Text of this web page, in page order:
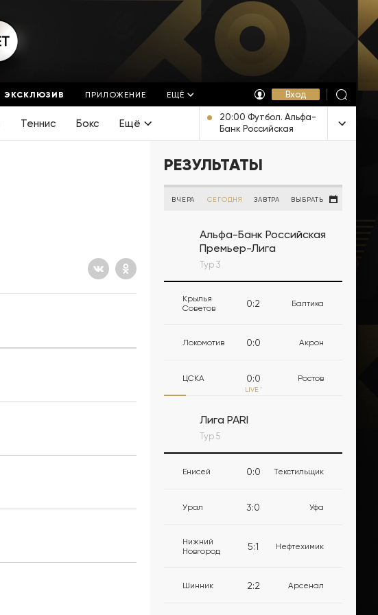
ЭКСКЛЮЗИВ ПРИЛОЖЕНИЕ ЕЩЁ Вход
Теннис Бокс Ещё
20:00 Футбол. Альфа-
Банк Российская
Премьер-Лига. ЦСКА -
Дону). Прямая
РЕЗУЛЬТАТЫ
ВЧЕРА СЕГОДНЯ ЗАВТРА ВЫБРАТЬ
Альфа-Банк Российская
Премьер-Лига
Тур 3
Крылья
Советов
0:2 Балтика
Локомотив 0:0 Акрон
ЦСКА 0:0 Ростов
LIVE '
Лига PARI
Тур 5
Енисей 0:0 Текстильщик
Урал 3:0 Уфа
Нижний
Новгород
5:1 Нефтехимик
Шинник 2:2 Арсенал